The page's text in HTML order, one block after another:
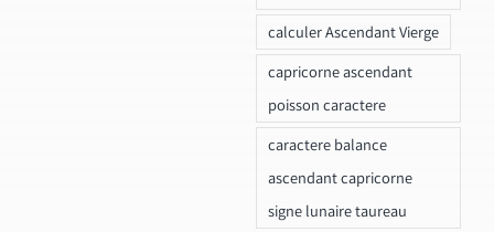
calculer Ascendant Vierge
capricorne ascendant
poisson caractere
caractere balance
ascendant capricorne
signe lunaire taureau